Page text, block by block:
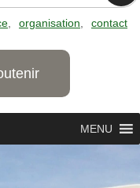
organisation contact
MENU